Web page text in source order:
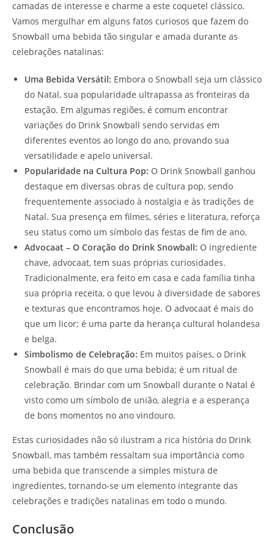
camadas de interesse e charme a este coquetel clássico.
Vamos mergulhar em alguns fatos curiosos que fazem do
Snowball uma bebida tão singular e amada durante as
celebrações natalinas:
Uma Bebida Versátil: Embora o Snowball seja um clássico
do Natal, sua popularidade ultrapassa as fronteiras da
estação. Em algumas regiões, é comum encontrar
variações do Drink Snowball sendo servidas em
diferentes eventos ao longo do ano, provando sua
versatilidade e apelo universal.
Popularidade na Cultura Pop: O Drink Snowball ganhou
destaque em diversas obras de cultura pop, sendo
frequentemente associado à nostalgia e às tradições de
Natal. Sua presença em filmes, séries e literatura, reforça
seu status como um símbolo das festas de fim de ano.
Advocaat – O Coração do Drink Snowball: O ingrediente
chave, advocaat, tem suas próprias curiosidades.
Tradicionalmente, era feito em casa e cada família tinha
sua própria receita, o que levou à diversidade de sabores
e texturas que encontramos hoje. O advocaat é mais do
que um licor; é uma parte da herança cultural holandesa
e belga.
Simbolismo de Celebração: Em muitos países, o Drink
Snowball é mais do que uma bebida; é um ritual de
celebração. Brindar com um Snowball durante o Natal é
visto como um símbolo de união, alegria e a esperança
de bons momentos no ano vindouro.
Estas curiosidades não só ilustram a rica história do Drink
Snowball, mas também ressaltam sua importância como
uma bebida que transcende a simples mistura de
ingredientes, tornando-se um elemento integrante das
celebrações e tradições natalinas em todo o mundo.
Conclusão